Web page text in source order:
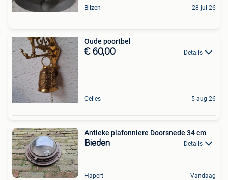
Bilzen 28 jul 26
Oude poortbel
€ 60,00 Details
Celles 5 aug 26
Antieke plafonniere Doorsnede 34 cm
Bieden Details
Hapert Vandaag